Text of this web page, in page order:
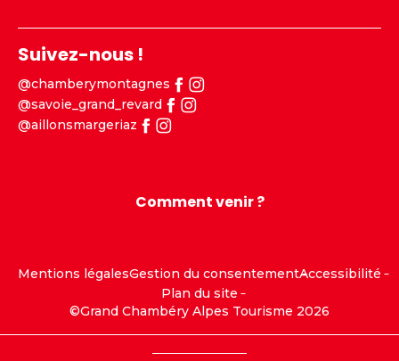
Suivez-nous !
@chamberymontagnes
@savoie_grand_revard
@aillonsmargeriaz
Comment venir ?
Mentions légalesGestion du consentementAccessibilité
Plan du site
©Grand Chambéry Alpes Tourisme 2026